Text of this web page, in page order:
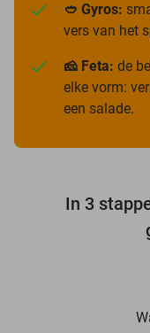
🥙 Gyros:
vers van het
🧀 Feta: de
elke vorm:
een salade.
In 3